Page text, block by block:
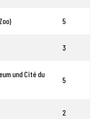
5
3
und Cité du
5
2